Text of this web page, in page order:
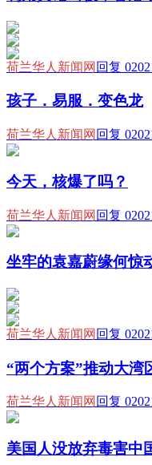
荷兰华人新闻网 回复 0
孩子．易服．变色龙
荷兰华人新闻网 回复 0
今天，核爆了吗？
荷兰华人新闻网 回复 0
坐牢的袁嘉蔚缘何惊
荷兰华人新闻网 回复 0
“两个方案”推动大湾
荷兰华人新闻网 回复 0
美国人没放弃毒害中